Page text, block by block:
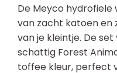
De Meyco hydrofiele
van zacht katoen en
van je kleintje. De
schattig Forest
toffee kleur, perfect